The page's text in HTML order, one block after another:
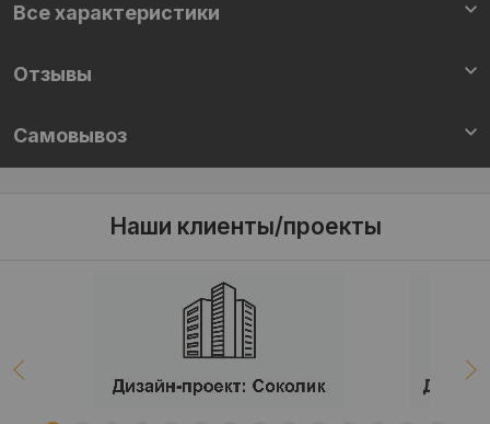
Все характеристики
Отзывы
Самовывоз
Наши клиенты/проекты